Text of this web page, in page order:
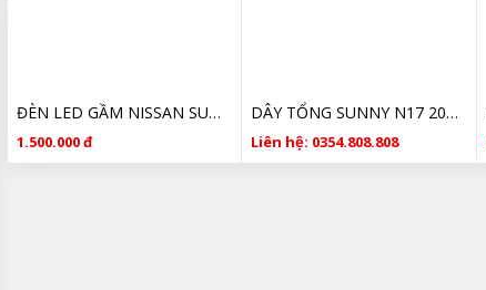
ĐÈN LED GẦM NISSAN SUNNY GIÁ RẺ
1.500.000 đ
DÂY TỔNG SUNNY N17 2013-2020 11720-1KTOA
Liên hệ: 0354.808.808